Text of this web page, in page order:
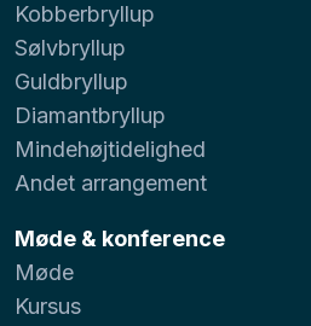
Kobberbryllup
Sølvbryllup
Guldbryllup
Diamantbryllup
Mindehøjtidelighed
Andet arrangement
Møde & konference
Møde
Kursus